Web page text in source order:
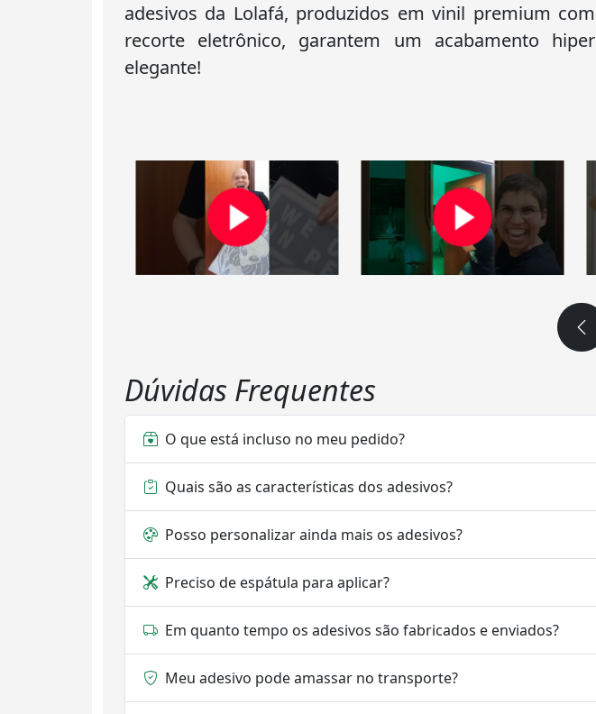
adesivos da Lolafá, produzidos em vinil premium com
recorte eletrônico, garantem um acabamento hiper
elegante!
Dúvidas Frequentes
O que está incluso no meu pedido?
Quais são as características dos adesivos?
Posso personalizar ainda mais os adesivos?
Preciso de espátula para aplicar?
Em quanto tempo os adesivos são fabricados e enviados?
Meu adesivo pode amassar no transporte?